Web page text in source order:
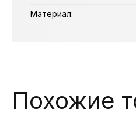
Материал:
Похожие